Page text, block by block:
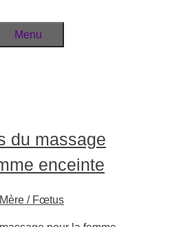
Menu
du massage
enceinte